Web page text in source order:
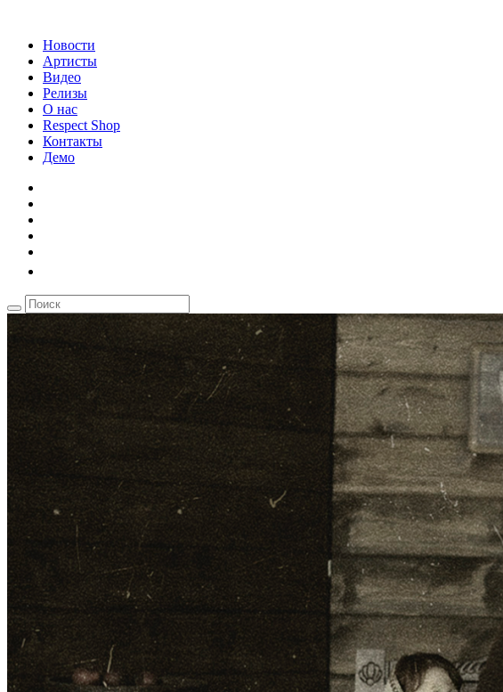
Новости
Артисты
Видео
Релизы
О нас
Respect Shop
Контакты
Демо